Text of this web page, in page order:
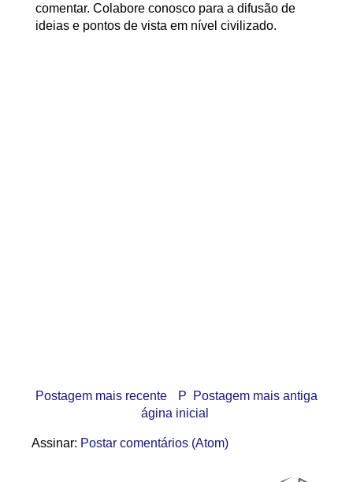
comentar. Colabore conosco para a difusão de
ideias e pontos de vista em nível civilizado.
Postagem mais recente Postagem mais antiga
P
ágina inicial
Assinar: Postar comentários (Atom)